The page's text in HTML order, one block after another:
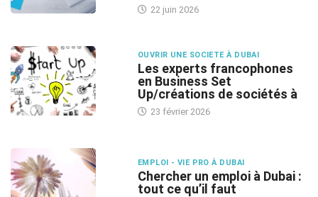
22 juin 2026
OUVRIR UNE SOCIETE À DUBAI
Les experts francophones
en Business Set
Up/créations de sociétés à
23 février 2026
EMPLOI - VIE PRO À DUBAI
Chercher un emploi à Dubai :
tout ce qu’il faut